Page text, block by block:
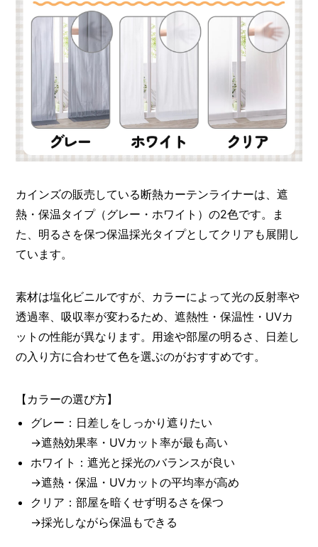
カインズの販売している断熱カーテンライナーは、遮
熱・保温タイプ（グレー・ホワイト）の2色です。ま
た、明るさを保つ保温採光タイプとしてクリアも展開し
ています。
素材は塩化ビニルですが、カラーによって光の反射率や
透過率、吸収率が変わるため、遮熱性・保温性・UVカ
ットの性能が異なります。用途や部屋の明るさ、日差し
の入り方に合わせて色を選ぶのがおすすめです。
【カラーの選び方】
グレー：日差しをしっかり遮りたい
→遮熱効果率・UVカット率が最も高い
ホワイト：遮光と採光のバランスが良い
→遮熱・保温・UVカットの平均率が高め
クリア：部屋を暗くせず明るさを保つ
→採光しながら保温もできる